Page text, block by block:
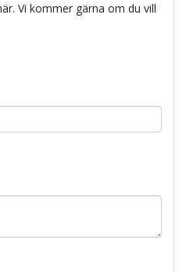
Vi kommer gärna om du vill